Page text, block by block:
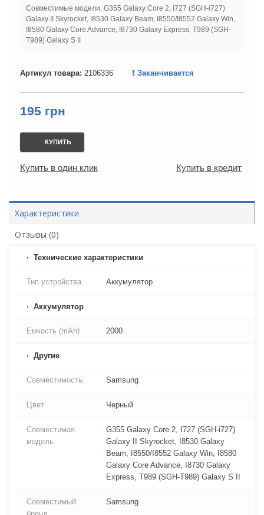
Совместимые модели: G355 Galaxy Core 2, I727 (SGH-i727)
Galaxy II Skyrocket, I8530 Galaxy Beam, I8550/I8552 Galaxy Win,
I8580 Galaxy Core Advance, I8730 Galaxy Express, T989 (SGH-
T989) Galaxy S II
Артикул товара: 2106336 Заканчивается
195 грн
КУПИТЬ
Купить в один клик Купить в кредит
Характеристики
Отзывы (0)
Технические характеристики
Тип устройства Аккумулятор
Аккумулятор
Емкость (mAh) 2000
Другие
Совместимость Samsung
Цвет Черный
Совместимая
модель
G355 Galaxy Core 2, I727 (SGH-i727)
Galaxy II Skyrocket, I8530 Galaxy
Beam, I8550/I8552 Galaxy Win, I8580
Galaxy Core Advance, I8730 Galaxy
Express, T989 (SGH-T989) Galaxy S II
Совместимый
Samsung